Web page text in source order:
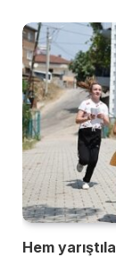
Hem